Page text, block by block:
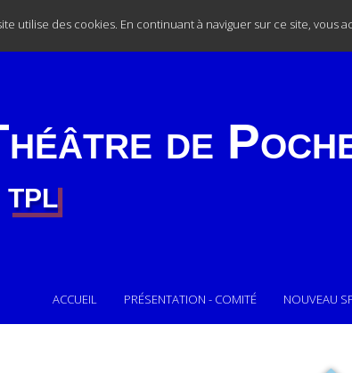
utilise des cookies. En continuant à naviguer sur ce site, vous
de
TPL
ACCUEIL PRÉSENTATION - COMITÉ NOUVEAU